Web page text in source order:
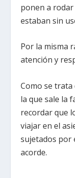
ponen a
estaban sin
Por la misma
atención y
Como se trata
la que sale la
recordar que
viajar en el
sujetados por
acorde.